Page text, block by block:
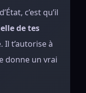
c’est qu’il
de tes
t’autorise à
donne un vrai